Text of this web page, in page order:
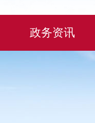
政务资讯